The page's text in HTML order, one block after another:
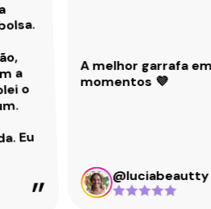
a
o
Eu
A melhor garrafa
momentos 💜
@luciabeautty